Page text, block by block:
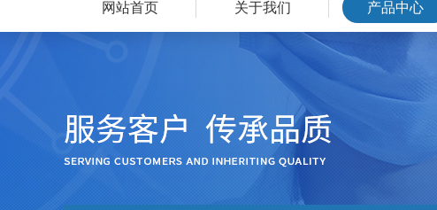
网站首页 关于我们 产品中心